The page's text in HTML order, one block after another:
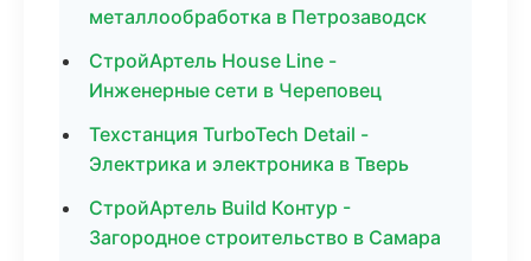
металлообработка в Петрозаводск
СтройАртель House Line -
Инженерные сети в Череповец
Техстанция TurboTech Detail -
Электрика и электроника в Тверь
СтройАртель Build Контур -
Загородное строительство в Самара